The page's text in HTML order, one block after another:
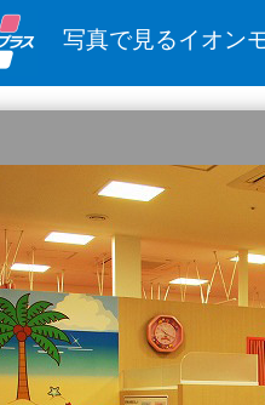
写真で見るイオン